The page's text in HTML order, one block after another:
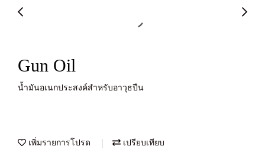
Gun Oil
น้ำมันอเนกประสงค์สำหรับอาวุธปืน
เพิ่มรายการโปรด เปรียบเทียบ